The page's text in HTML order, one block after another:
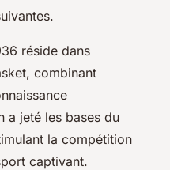
réside dans
combinant
a jeté les bases du
la compétition
captivant.